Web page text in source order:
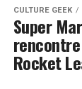
CULTURE GEEK
Super
Rocket